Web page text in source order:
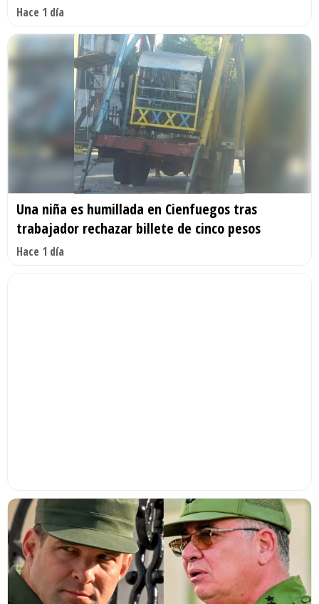
Hace 1 día
Una niña es humillada en Cienfuegos tras
trabajador rechazar billete de cinco pesos
Hace 1 día